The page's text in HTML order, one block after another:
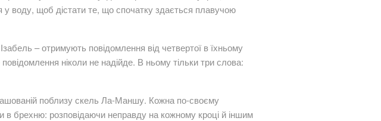
у воду, щоб дістати те, що спочатку здається плавучою
– отримують повідомлення від четвертої в їхньому
ніколи не надійде. В ньому тільки три слова:
поблизу скель Ла-Маншу. Кожна по-своєму
в брехню: розповідаючи неправду на кожному кроці й іншим